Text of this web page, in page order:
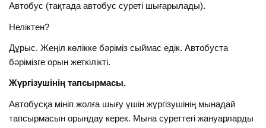
Автобус (тақтада автобус суреті шығарылады).
Неліктен?
Дұрыс. Жеңіл көлікке бәріміз сыймас едік. Автобуста
бәрімізге орын жеткілікті.
Жүргізушінің тапсырмасы.
Автобусқа мініп жолға шығу үшін жүргізушінің мынадай
тапсырмасын орындау керек. Мына суреттегі жануарларды